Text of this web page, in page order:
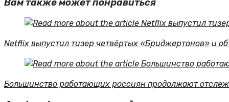
Вам также может понравиться
Netflix выпустил тизер четвёртых «Бриджертонов» и
Большинство работающих россиян продолжают